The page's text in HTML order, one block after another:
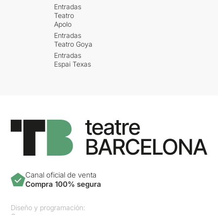
Entradas
Teatro
Apolo
Entradas
Teatro Goya
Entradas
Espai Texas
Canal oficial de venta
Compra 100% segura
Diseño y programación: